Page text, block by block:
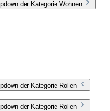
der Kategorie Wohnen
der Kategorie Rollen
der Kategorie Rollen